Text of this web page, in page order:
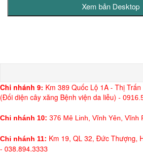
Chi nhánh 9: Km 389 Quốc Lộ 1A - Thị
(Đối diện cây xăng Bệnh viện da liễu) -
Chi nhánh 10: 376 Mê Linh, Vĩnh Yên, Vĩnh
Chi nhánh 11: Km 19, QL 32, Đức Thượng,
- 038.894.3333